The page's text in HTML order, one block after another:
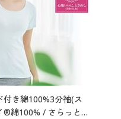
付き綿100%3分袖(ス
®綿100% / さらっと気